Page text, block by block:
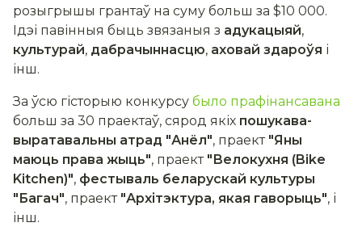
розыгрышы грантаў на суму больш за $10 000.
Ідэі павінныя быць звязаныя з адукацыяй,
культурай, дабрачыннасцю, аховай здароўя і
інш.
За ўсю гісторыю конкурсу было прафінансавана
больш за 30 праектаў, сярод якіх пошукава-
выратавальны атрад "Анёл", праект"Яны
маюць права жыць", праект "Велокухня (Bike
Kitchen)", фестываль беларускай культуры
"Багач", праект "Архітэктура, якая гаворыць", і
інш.